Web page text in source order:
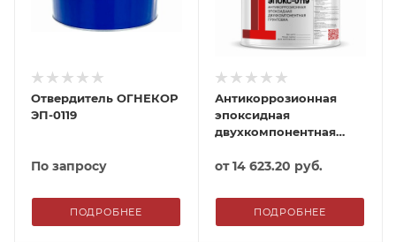
Отвердитель ОГНЕКОР
ЭП-0119
По запросу
ПОДРОБНЕЕ
Антикоррозионная
эпоксидная
двухкомпонентная
ЭПОКС-0119
от14 623.20 руб.
ПОДРОБНЕЕ